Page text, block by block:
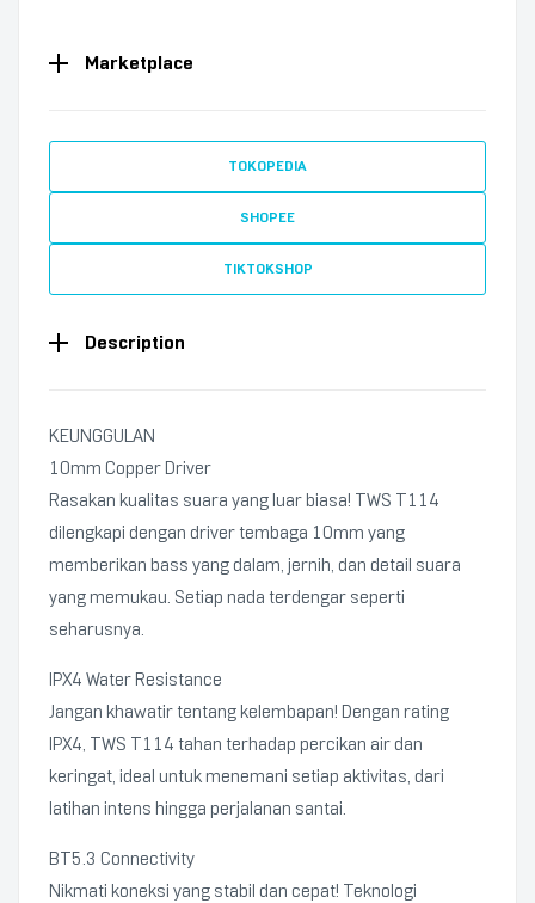
Marketplace
TOKOPEDIA
SHOPEE
TIKTOKSHOP
Description
KEUNGGULAN
10mm Copper Driver
Rasakan kualitas suara yang luar biasa! TWS T114
dilengkapi dengan driver tembaga 10mm yang
memberikan bass yang dalam, jernih, dan detail suara
yang memukau. Setiap nada terdengar seperti
seharusnya.
IPX4 Water Resistance
Jangan khawatir tentang kelembapan! Dengan rating
IPX4, TWS T114 tahan terhadap percikan air dan
keringat, ideal untuk menemani setiap aktivitas, dari
latihan intens hingga perjalanan santai.
BT5.3 Connectivity
Nikmati koneksi yang stabil dan cepat! Teknologi